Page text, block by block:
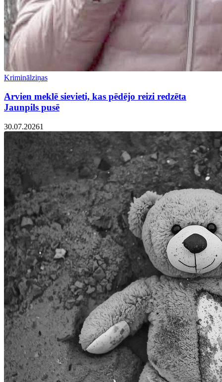
Kriminālziņas
Arvien meklē sievieti, kas pēdējo reizi redzēta
Jaunpils pusē
30.07.20261